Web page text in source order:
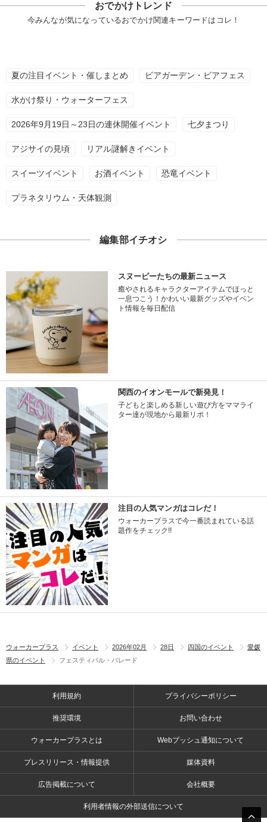
おでかけトレンド
今みんなが気になっているおでかけ関連キーワードはコレ！
夏の注目イベント・催しまとめ ビアガーデン・ビアフェス
水かけ祭り・ウォーターフェス
2026年9月19日～23日の連休開催イベント 七夕まつり
アジサイの見頃 リアル謎解きイベント
スイーツイベント お酒イベント 恐竜イベント
プラネタリウム・天体観測
編集部イチオシ
スヌーピーたちの最新ニュース
癒やされるキャラクターアイテムでほっと
一息つこう！かわいい最新グッズやイベン
ト情報を毎日配信
関西のイオンモールで新発見！
子どもと楽しめる新しい遊び方をママライ
ター達が現地から最新リポ！
注目の人気マンガはコレだ！
ウォーカープラスで今一番読まれている話
題作をチェック!!
ウォーカープラス イベント 2026年02月 28日 四国のイベント
愛媛
県のイベント
フェスティバル・パレード
利用規約 プライバシーポリシー
推奨環境 お問い合わせ
ウォーカープラスとは Webプッシュ通知について
プレスリリース・情報提供 媒体資料
広告掲載について 会社概要
利用者情報の外部送信について